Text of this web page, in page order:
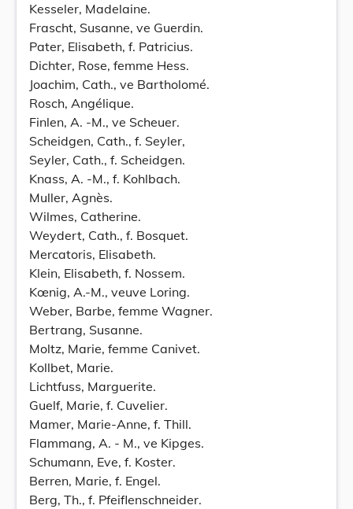
Kesseler, Madelaine.
Frascht, Susanne, ve Guerdin.
Pater, Elisabeth, f. Patricius.
Dichter, Rose, femme Hess.
Joachim, Cath., ve Bartholomé.
Rosch, Angélique.
Finlen, A. -M., ve Scheuer.
Scheidgen, Cath., f. Seyler,
Seyler, Cath., f. Scheidgen.
Knass, A. -M., f. Kohlbach.
Muller, Agnès.
Wilmes, Catherine.
Weydert, Cath., f. Bosquet.
Mercatoris, Elisabeth.
Klein, Elisabeth, f. Nossem.
Kœnig, A.-M., veuve Loring.
Weber, Barbe, femme Wagner.
Bertrang, Susanne.
Moltz, Marie, femme Canivet.
Kollbet, Marie.
Lichtfuss, Marguerite.
Guelf, Marie, f. Cuvelier.
Mamer, Marie-Anne, f. Thill.
Flammang, A. - M., ve Kipges.
Schumann, Eve, f. Koster.
Berren, Marie, f. Engel.
Berg, Th., f. Pfeiflenschneider.